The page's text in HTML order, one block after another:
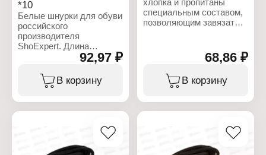
*10
Белые шнурки для обуви
российского
производителя
ShoExpert. Длина
шнурков 150 см. Плоские
шнурки используются
для шнуровки
спортивной обуви кед,
Тип товара: Шнурки
92,97 ₽
В корзину
специальным составом,
позволяющим завязать
длительного времени.
Характеристики:
Бренд: ShoExpert
Вариация: круглые
Назначение: для обуви
Цвет: белый
68,86 ₽
В корзину